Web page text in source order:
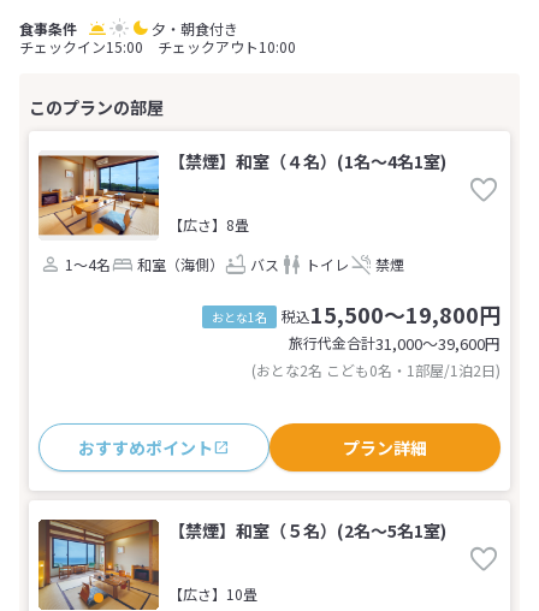
夕・朝食付き
チェックイン15:00 チェックアウト10:00
【禁煙】和室（４名）(1名～4名1室)
【広さ】8畳
1～4名
和室（海側） バス トイレ 禁煙
おとな1名 税込15,500～19,800円
旅行代金合計31,000〜39,600円
(おとな2名 こども0名・1部屋/1泊2日)
おすすめポイント プラン詳細
【禁煙】和室（５名）(2名～5名1室)
【広さ】10畳